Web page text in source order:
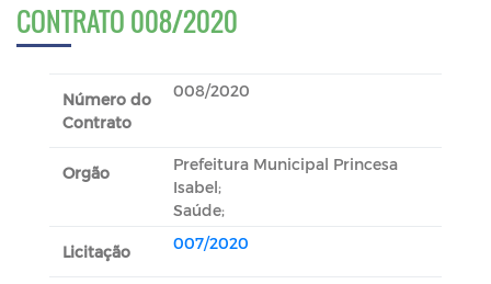
CONTRATO 008/2020
Número do
Contrato
008/2020
Orgão
Prefeitura Municipal Princesa
Isabel;
Saúde;
Licitação 007/2020